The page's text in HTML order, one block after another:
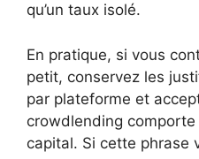
qu’un taux isolé.
En pratique, si vous
petit, conservez les
par plateforme et
crowdlending
capital. Si cette phrase